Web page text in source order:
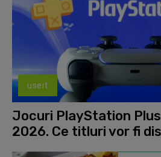
useit
Jocuri PlayStation
2026. Ce titluri vor fi